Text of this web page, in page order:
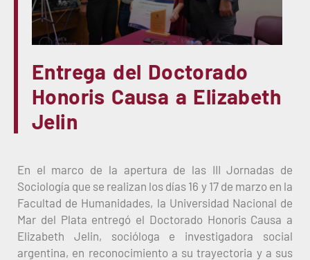
Entrega del Doctorado
Honoris Causa a Elizabeth
Jelin
En el marco de la apertura de las III Jornadas de
Sociología que se realizan los días 16 y 17 de marzo en la
Facultad de Humanidades, la Universidad Nacional de
Mar del Plata entregó el Doctorado Honoris Causa a
Elizabeth Jelin, socióloga e investigadora social
argentina, en reconocimiento a su trayectoria y a sus